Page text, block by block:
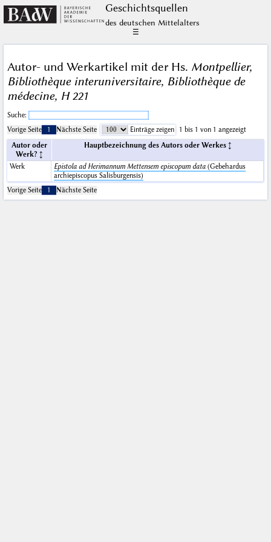
Geschichts­quellen
des deutschen Mittelalters
☰
Autor- und Werkartikel mit der Hs. Montpellier,
Bibliothèque interuniversitaire, Bibliothèque de
médecine, H 221
Suche:
Vorige Seite
1 Nächste Seite Einträge zeigen
1 bis 1 von 1 angezeigt
Autor oder
Werk?
Hauptbezeichnung des Autors oder Werkes
Werk Epistola ad Herimannum Mettensem episcopum data(Gebehardus
archiepiscopus Salisburgensis)
Vorige Seite
1 Nächste Seite